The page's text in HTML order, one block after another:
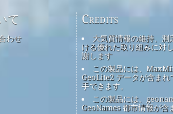
て
わせ
Credits
大気質情報の維持、
ける優れた取り組みに対
謝します
この製品には、
GeoLite2 データが含ま
手できます。
この製品には、
GeoNames 都市情報が含